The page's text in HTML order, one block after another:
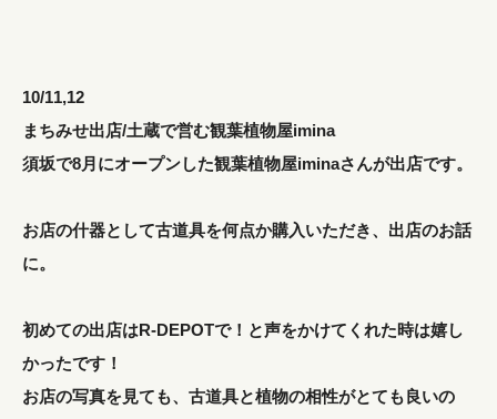
10/11,12
まちみせ出店/土蔵で営む観葉植物屋imina
須坂で8月にオープンした観葉植物屋iminaさんが出店です。
お店の什器として古道具を何点か購入いただき、出店のお話
に。
初めての出店はR-DEPOTで！と声をかけてくれた時は嬉し
かったです！
お店の写真を見ても、古道具と植物の相性がとても良いの